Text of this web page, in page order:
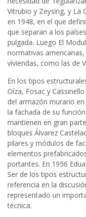
Vitrubio y Zeysing, y La
en 1948, en el que
que separan a los
pulgada. Luego El
normativas
viviendas, como las de
En los tipos
Oíza, Fosac y
del armazón murario
la fachada de su
mantienen en gran
bloques Álvarez
pilares y módulos de
elementos
portantes. En 1956
Ser de los tipos
referencia en la
representado un
técnica.